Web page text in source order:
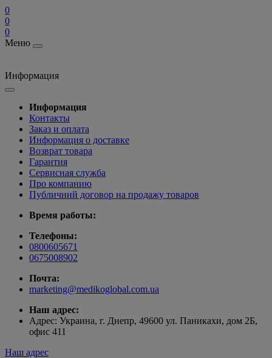
0
0
0
Меню
Информация
Информация
Контакты
Заказ и оплата
Информация о доставке
Возврат товара
Гарантия
Сервисная служба
Про компанию
Публичний договор на продажу товаров
Время работы:
Телефоны:
0800605671
0675008902
Почта:
marketing@medikoglobal.com.ua
Наш адрес:
Адрес: Украина, г. Днепр, 49600 ул. Паникахи, дом 2Б,
офис 411
Наш адрес